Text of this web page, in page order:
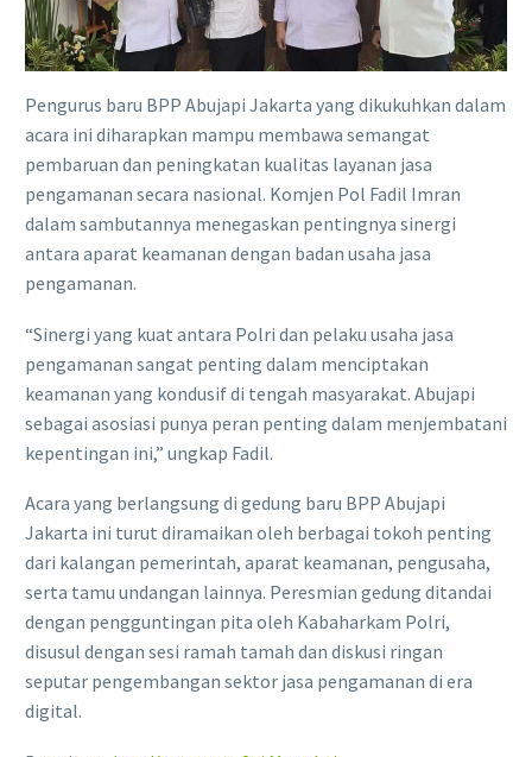
Pengurus baru BPP Abujapi Jakarta yang dikukuhkan dalam
acara ini diharapkan mampu membawa semangat
pembaruan dan peningkatan kualitas layanan jasa
pengamanan secara nasional. Komjen Pol Fadil Imran
dalam sambutannya menegaskan pentingnya sinergi
antara aparat keamanan dengan badan usaha jasa
pengamanan.
“Sinergi yang kuat antara Polri dan pelaku usaha jasa
pengamanan sangat penting dalam menciptakan
keamanan yang kondusif di tengah masyarakat. Abujapi
sebagai asosiasi punya peran penting dalam menjembatani
kepentingan ini,” ungkap Fadil.
Acara yang berlangsung di gedung baru BPP Abujapi
Jakarta ini turut diramaikan oleh berbagai tokoh penting
dari kalangan pemerintah, aparat keamanan, pengusaha,
serta tamu undangan lainnya. Peresmian gedung ditandai
dengan pengguntingan pita oleh Kabaharkam Polri,
disusul dengan sesi ramah tamah dan diskusi ringan
seputar pengembangan sektor jasa pengamanan di era
digital.